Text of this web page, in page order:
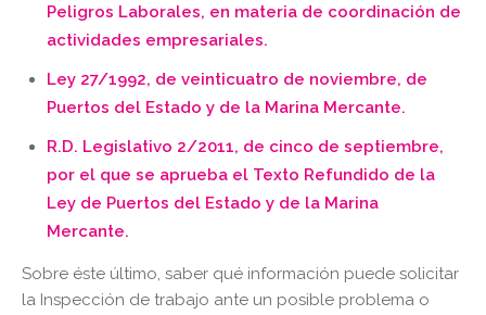
Peligros Laborales, en materia de coordinación de
actividades empresariales.
Ley 27/1992, de veinticuatro de noviembre, de
Puertos del Estado y de la Marina Mercante.
R.D. Legislativo 2/2011, de cinco de septiembre,
por el que se aprueba el Texto Refundido de la
Ley de Puertos del Estado y de la Marina
Mercante.
Sobre éste último, saber qué información puede solicitar
la Inspección de trabajo ante un posible problema o